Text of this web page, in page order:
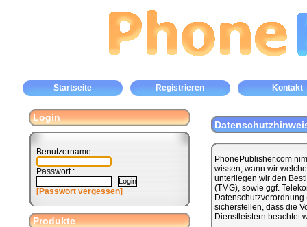
Startseite Registrieren Kontakt
Login
Benutzername :
Passwort :
[Passwort vergessen]
Produkte
PhonePublisher.com
wissen, wann wir
unterliegen wir den
(TMG), sowie ggf.
sicherstellen, dass die
Dienstleistern beachtet